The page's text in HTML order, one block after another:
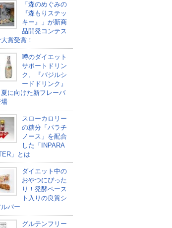
「森のめぐみの
『森もりステッ
キー』」が新商
品開発コンテス
大賞受賞！
噂のダイエット
サポートドリン
ク、『バジルシ
ードドリンク』
に向けた新フレーバ
スローカロリー
の糖分「パラチ
ノース」を配合
した「INPARA
」とは
ダイエット中の
おやつにぴった
り！発酵ペース
ト入りの良質シ
ルバー
グルテンフリー